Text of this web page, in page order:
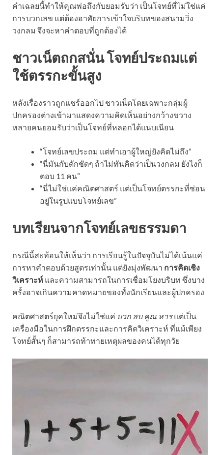
คำเฉลยนี้ทำให้คุณพ่อถึงกับยอมรับว่า เป็นโจทย์ที่ไม่ใช่แค่
การบวกเลข แต่ต้องอาศัยการเข้าใจบริบทของสนามวิ่ง
วงกลม จึงจะหาคำตอบที่ถูกต้องได้
ชาวเน็ตถกสนั่น โจทย์ประถมแต่
ใช้ตรรกะขั้นสูง
หลังเรื่องราวถูกแชร์ออกไป ชาวเน็ตโดยเฉพาะกลุ่มผู้
ปกครองต่างเข้ามาแสดงความคิดเห็นอย่างกว้างขวาง
หลายคนยอมรับว่าเป็นโจทย์ที่หลอกได้แนบเนียน
“โจทย์เลขประถม แต่ทำเอาผู้ใหญ่ยังคิดไม่ถึง”
“นี่มันกับดักชัดๆ ถ้าไม่ทันคิดว่าเป็นวงกลม ยังไงก็
ตอบ 11 คน”
“นี่ไม่ใช่แค่คณิตศาสตร์ แต่เป็นโจทย์ตรรกะที่ซ่อน
อยู่ในรูปแบบโจทย์เลข”
บทเรียนจากโจทย์เลขธรรมดา
กรณีนี้สะท้อนให้เห็นว่า การเรียนรู้ในปัจจุบันไม่ได้เน้นแค่
การหาคำตอบด้วยสูตรเท่านั้น แต่ยังมุ่งพัฒนา การคิดเชิง
วิเคราะห์ และความสามารถในการเชื่อมโยงบริบท ซึ่งบาง
ครั้งอาจเกินความคาดหมายของทั้งนักเรียนและผู้ปกครอง
คณิตศาสตร์ยุคใหม่จึงไม่ใช่แค่ บวก ลบ คูณ หารแต่เป็น
เครื่องมือในการฝึกตรรกะและการคิดวิเคราะห์ ที่แม้เพียง
โจทย์สั้นๆ ก็สามารถท้าทายเหตุผลของคนได้ทุกวัย